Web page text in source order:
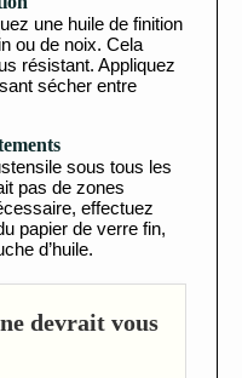
une huile de finition
ou de noix. Cela
résistant. Appliquez
sécher entre
sous tous les
pas de zones
effectuez
papier de verre fin,
d’huile.
devrait vous